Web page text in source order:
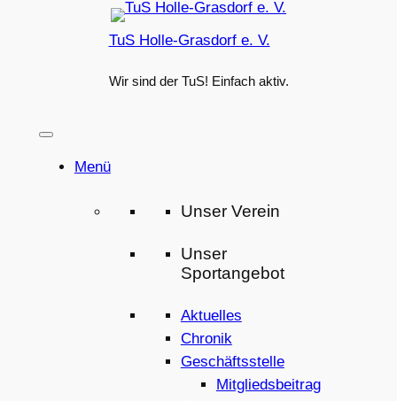
TuS Holle-Grasdorf e. V.
Wir sind der TuS! Einfach aktiv.
Menü
Unser Verein
Unser
Sportangebot
Aktuelles
Chronik
Geschäftsstelle
Mitgliedsbeitrag